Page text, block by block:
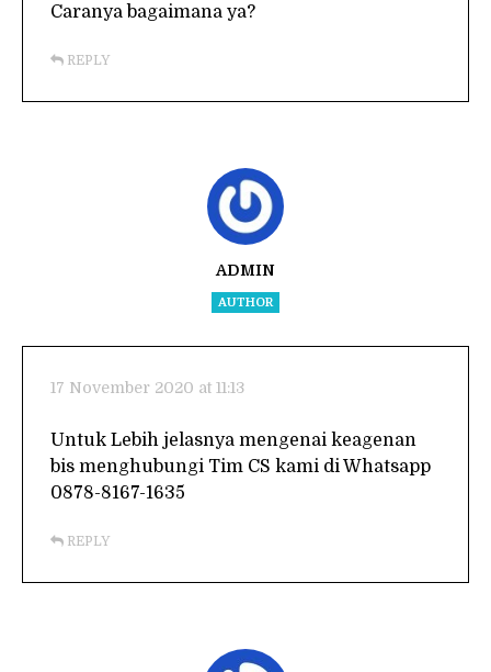
Caranya bagaimana ya?
REPLY
ADMIN
AUTHOR
17 November 2020 at 11:13
Untuk Lebih jelasnya mengenai keagenan
bis menghubungi Tim CS kami di Whatsapp
0878-8167-1635
REPLY